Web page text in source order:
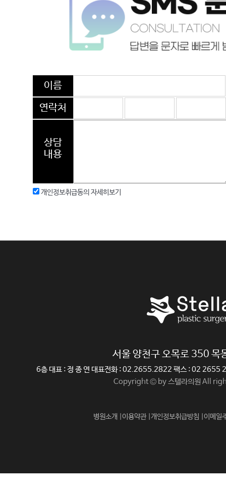
이름
연락처
상담
내용
개인정보취급동의 자세히보기
서울 양천구 오목로 350 목
6층 대표 : 정 종 연 대표전화 : 02.2655.2822 팩스 : 02
Copyright © by 스텔라의원 All
병원소개 | 이용약관 | 개인정보취급방침 | 이메일